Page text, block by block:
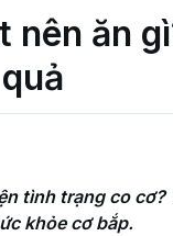
nên ăn
tình trạng co
khỏe cơ bắp.